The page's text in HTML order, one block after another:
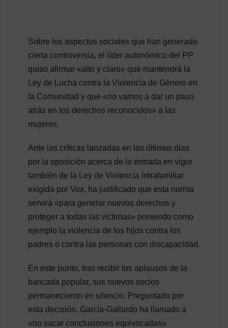
Sobre los aspectos sociales que han generado
cierta controversia, el líder autonómico del PP
quiso afirmar «alto y claro» que mantendrá la
Ley de Lucha contra la Violencia de Género en
la Comunidad y que «no vamos a dar un paso
atrás en los derechos reconocidos» a las
mujeres.
Ante las críticas lanzadas en los últimos días
por la oposición acerca de la entrada en vigor
también de la Ley de Violencia Intrafamiliar
exigida por Vox, ha justificado que esta norma
servirá «para generar nuevos derechos y
proteger a todas las víctimas» poniendo como
ejemplo la violencia de los hijos contra los
padres o contra las personas con discapacidad.
En este punto, tras recibir los aplausos de la
bancada popular, sus nuevos socios
permanecieron en silencio. Preguntado por
esta decisión, García-Gallardo ha llamado a
«no sacar conclusiones equivocadas»